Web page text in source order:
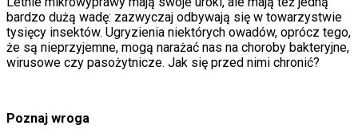
bardzo dużą wadę: zazwyczaj odbywają się w towarzystwie
tysięcy insektów. Ugryzienia niektórych owadów, oprócz tego,
że są nieprzyjemne, mogą narażać nas na choroby bakteryjne,
wirusowe czy pasożytnicze. Jak się przed nimi chronić?
Poznaj wroga